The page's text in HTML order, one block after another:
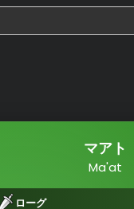
マアト
Ma'at
ローグ